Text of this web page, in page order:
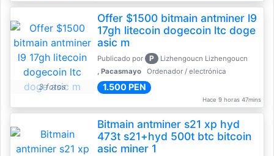
3 fotos
Offer $1500 bitmain antminer l9
17gh litecoin dogecoin ltc doge
asic m
Publicado por P
Lizhengoucn Lizhengoucn
, Pacasmayo
Ordenador / electrónica
1.500 PEN
Hace 9 horas 47mins
Bitmain antminer s21 xp hyd
473t s21+hyd 500t btc bitcoin
asic miner 1